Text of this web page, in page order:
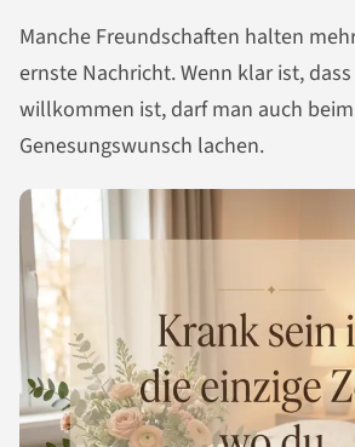
Manche Freundschaften halten
ernste Nachricht. Wenn klar ist,
willkommen ist, darf man auch beim
Genesungswunsch lachen.